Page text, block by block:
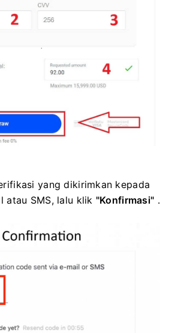
yang dikirimkan kepada
atau SMS, lalu klik "Konfirmasi" .